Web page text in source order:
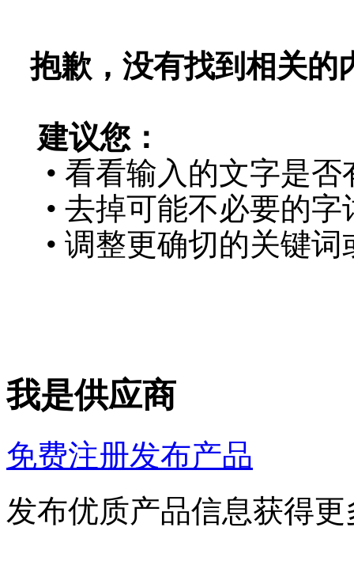
抱歉，没有找到相关的
建议您：
• 看看输入的文字是否
• 去掉可能不必要的字
• 调整更确切的关键
我是供应商
免费注册发布产品
发布优质产品信息获得